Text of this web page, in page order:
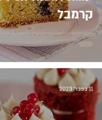
קרמבל
11 בפבר׳ 2023